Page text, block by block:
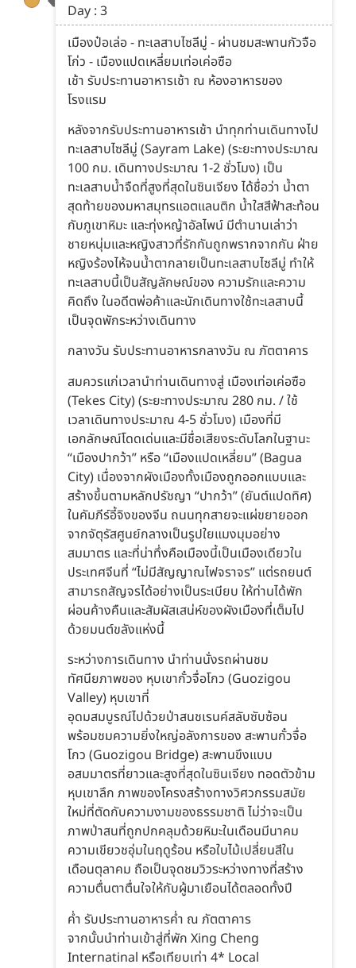
Day : 3
เมืองป๋อเล่อ - ทะเลสาบไซลีมู่ - ผ่านชมสะพานกัวจือ
โก่ว - เมืองแปดเหลี่ยมเท่อเค่อซือ
เช้า รับประทานอาหารเช้า ณ ห้องอาหารของ
โรงแรม
หลังจากรับประทานอาหารเช้า นำทุกท่านเดินทางไป
ทะเลสาบไซลีมู่ (Sayram Lake) (ระยะทางประมาณ
100 กม. เดินทางประมาณ 1-2 ชั่วโมง) เป็น
ทะเลสาบน้ำจืดที่สูงที่สุดในซินเจียง ได้ชื่อว่า น้ำตา
สุดท้ายของมหาสมุทรแอตแลนติก น้ำใสสีฟ้าสะท้อน
กับภูเขาหิมะ และทุ่งหญ้าอัลไพน์ มีตำนานเล่าว่า
ชายหนุ่มและหญิงสาวที่รักกันถูกพรากจากกัน ฝ่าย
หญิงร้องไห้จนน้ำตากลายเป็นทะเลสาบไซลีมู่ ทำให้
ทะเลสาบนี้เป็นสัญลักษณ์ของ ความรักและความ
คิดถึง ในอดีตพ่อค้าและนักเดินทางใช้ทะเลสาบนี้
เป็นจุดพักระหว่างเดินทาง
กลางวัน รับประทานอาหารกลางวัน ณ ภัตตาคาร
สมควรแก่เวลานำท่านเดินทางสู่ เมืองเท่อเค่อซือ
(Tekes City) (ระยะทางประมาณ 280 กม. / ใช้
เวลาเดินทางประมาณ 4-5 ชั่วโมง) เมืองที่มี
เอกลักษณ์โดดเด่นและมีชื่อเสียงระดับโลกในฐานะ
“เมืองปากว้า” หรือ “เมืองแปดเหลี่ยม” (Bagua
City) เนื่องจากผังเมืองทั้งเมืองถูกออกแบบและ
สร้างขึ้นตามหลักปรัชญา “ปากว้า” (ยันต์แปดทิศ)
ในคัมภีร์อี้จิงของจีน ถนนทุกสายจะแผ่ขยายออก
จากจัตุรัสศูนย์กลางเป็นรูปใยแมงมุมอย่าง
สมมาตร และที่น่าทึ่งคือเมืองนี้เป็นเมืองเดียวใน
ประเทศจีนที่ “ไม่มีสัญญาณไฟจราจร” แต่รถยนต์
สามารถสัญจรได้อย่างเป็นระเบียบ ให้ท่านได้พัก
ผ่อนค้างคืนและสัมผัสเสน่ห์ของผังเมืองที่เต็มไป
ด้วยมนต์ขลังแห่งนี้
ระหว่างการเดินทาง นำท่านนั่งรถผ่านชม
ทัศนียภาพของ หุบเขากั๋วจื่อโกว (Guozigou
Valley) หุบเขาที่
อุดมสมบูรณ์ไปด้วยป่าสนชเรนค์สลับซับซ้อน
พร้อมชมความยิ่งใหญ่อลังการของ สะพานกั๋วจื่อ
โกว (Guozigou Bridge) สะพานขึงแบบ
อสมมาตรที่ยาวและสูงที่สุดในซินเจียง ทอดตัวข้าม
หุบเขาลึก ภาพของโครงสร้างทางวิศวกรรมสมัย
ใหม่ที่ตัดกับความงามของธรรมชาติ ไม่ว่าจะเป็น
ภาพป่าสนที่ถูกปกคลุมด้วยหิมะในเดือนมีนาคม
ความเขียวชอุ่มในฤดูร้อน หรือใบไม้เปลี่ยนสีใน
เดือนตุลาคม ถือเป็นจุดชมวิวระหว่างทางที่สร้าง
ความตื่นตาตื่นใจให้กับผู้มาเยือนได้ตลอดทั้งปี
ค่ำ รับประทานอาหารค่ำ ณ ภัตตาคาร
จากนั้นนำท่านเข้าสู่ที่พัก Xing Cheng
Internatinal หรือเทียบเท่า 4* Local